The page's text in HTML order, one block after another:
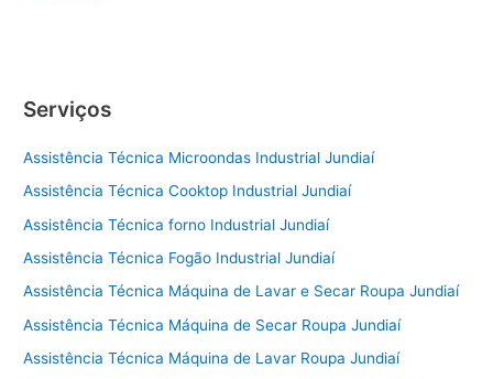
Serviços
Assistência Técnica Microondas Industrial Jundiaí
Assistência Técnica Cooktop Industrial Jundiaí
Assistência Técnica forno Industrial Jundiaí
Assistência Técnica Fogão Industrial Jundiaí
Assistência Técnica Máquina de Lavar e Secar Roupa Jundiaí
Assistência Técnica Máquina de Secar Roupa Jundiaí
Assistência Técnica Máquina de Lavar Roupa Jundiaí